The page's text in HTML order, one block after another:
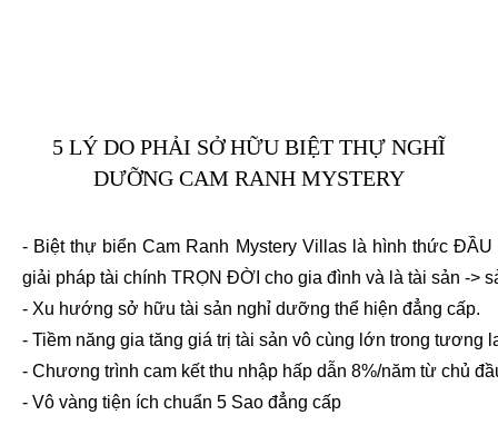
5 LÝ DO PHẢI SỞ HỮU BIỆT THỰ NGHĨ
DƯỠNG CAM RANH MYSTERY
- Biệt thự biển Cam Ranh Mystery Villas là hình thức
giải pháp tài chính TRỌN ĐỜI cho gia đình và là tài sản ->
- Xu hướng sở hữu tài sản nghỉ dưỡng thể hiện đẳng cấp.
- Tiềm năng gia tăng giá trị tài sản vô cùng lớn trong
- Chương trình cam kết thu nhập hấp dẫn 8%/năm từ chủ
- Vô vàng tiện ích chuẩn 5 Sao đẳng cấp